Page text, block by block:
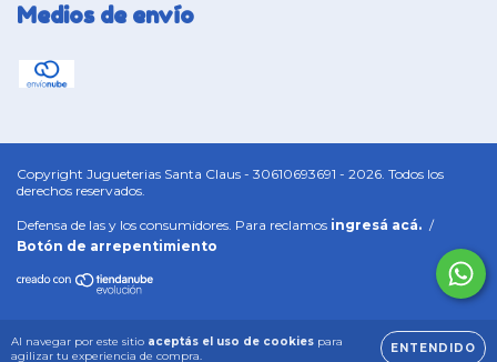
Al navegar por este sitio aceptás el uso de cookies para
agilizar tu experiencia de compra.
ENTENDIDO
Medios de envío
Copyright Jugueterias Santa Claus - 30610693691 - 2026. Todos los
derechos reservados.
Defensa de las y los consumidores. Para reclamos ingresá acá. /
Botón de arrepentimiento